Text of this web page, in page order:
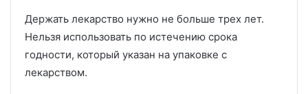
Держать лекарство нужно не больше трех лет.
Нельзя использовать по истечению срока
годности, который указан на упаковке с
лекарством.